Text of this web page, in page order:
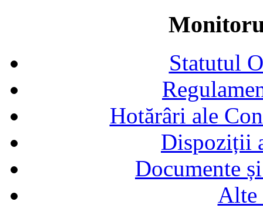
Statutul
Hotărâri ale
Dispoziții
Documente
Alte